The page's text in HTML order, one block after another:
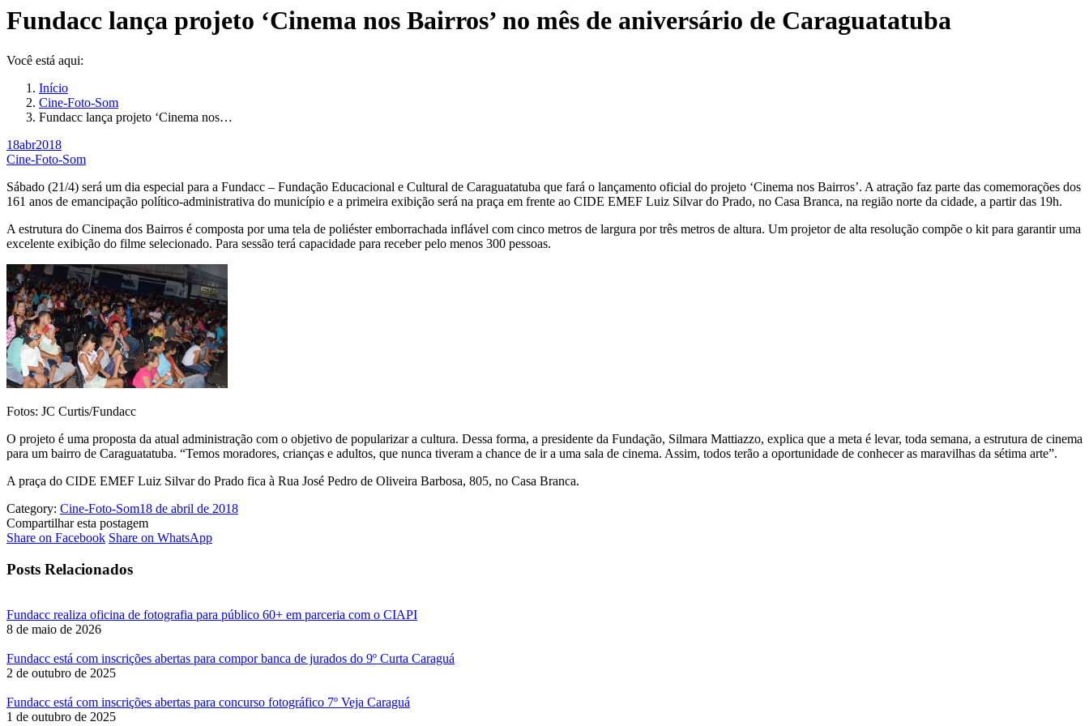
page
opens
new
window
page
opens
new
window
page
opens
new
window
Fundacc lança projeto ‘Cinema nos Bairros’ no mês de aniversário de Caraguatatuba
Você está aqui:
Início
Cine-Foto-Som
Fundacc lança projeto ‘Cinema nos…
18abr2018
Cine-Foto-Som
Sábado (21/4) será um dia especial para a Fundacc – Fundação Educacional e Cultural de Caraguatatuba que fará o lançamento oficial do projeto ‘Cinema nos Bairros’. A atração faz parte das comemorações dos
161 anos de emancipação político-administrativa do município e a primeira exibição será na praça em frente ao CIDE EMEF Luiz Silvar do Prado, no Casa Branca, na região norte da cidade, a partir das 19h.
A estrutura do Cinema dos Bairros é composta por uma tela de poliéster emborrachada inflável com cinco metros de largura por três metros de altura. Um projetor de alta resolução compõe o kit para garantir uma
excelente exibição do filme selecionado. Para sessão terá capacidade para receber pelo menos 300 pessoas.
Fotos: JC Curtis/Fundacc
O projeto é uma proposta da atual administração com o objetivo de popularizar a cultura. Dessa forma, a presidente da Fundação, Silmara Mattiazzo, explica que a meta é levar, toda semana, a estrutura de cinema
para um bairro de Caraguatatuba. “Temos moradores, crianças e adultos, que nunca tiveram a chance de ir a uma sala de cinema. Assim, todos terão a oportunidade de conhecer as maravilhas da sétima arte”.
A praça do CIDE EMEF Luiz Silvar do Prado fica à Rua José Pedro de Oliveira Barbosa, 805, no Casa Branca.
Category: Cine-Foto-Som18 de abril de 2018
Compartilhar esta postagem
Share on FacebookShare
Facebook
Share on WhatsAppShare
Posts Relacionados
Fundacc realiza oficina de fotografia para público 60+ em parceria com o CIAPI
8 de maio de 2026
Fundacc está com inscrições abertas para compor banca de jurados do 9º Curta Caraguá
2 de outubro de 2025
Fundacc está com inscrições abertas para concurso fotográfico 7º Veja Caraguá
1 de outubro de 2025